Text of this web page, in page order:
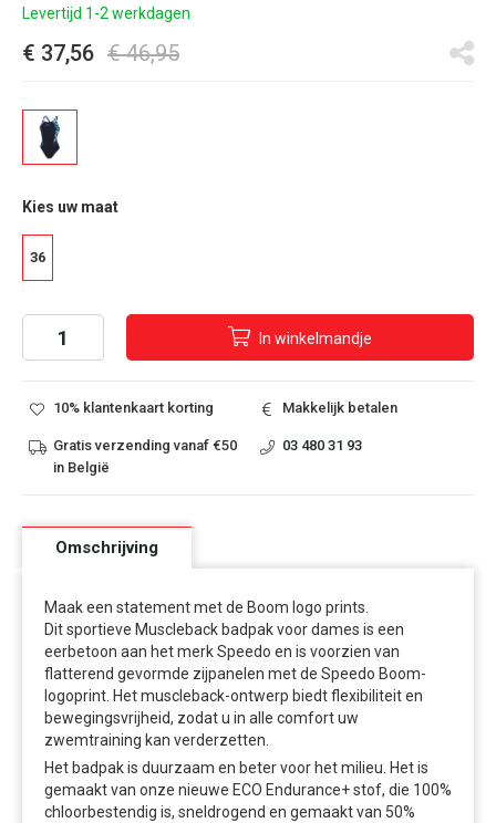
Levertijd 1-2 werkdagen
€ 46,95
€ 37,56
Kies uw maat
36
In winkelmandje
10% klantenkaart korting
Gratis verzending vanaf €50
in België
Makkelijk betalen
03 480 31 93
Omschrijving
Maak een statement met de Boom logo prints.
Dit sportieve Muscleback badpak voor dames is een
eerbetoon aan het merk Speedo en is voorzien van
flatterend gevormde zijpanelen met de Speedo Boom-
logoprint. Het muscleback-ontwerp biedt flexibiliteit en
bewegingsvrijheid, zodat u in alle comfort uw
zwemtraining kan verderzetten.
Het badpak is duurzaam en beter voor het milieu. Het is
gemaakt van onze nieuwe ECO Endurance+ stof, die 100%
chloorbestendig is, sneldrogend en gemaakt van 50%